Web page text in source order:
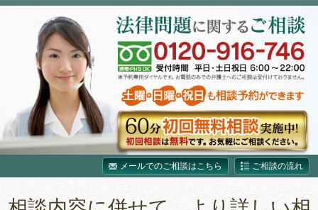
メールでのご相談はこちら ご相談の流れ